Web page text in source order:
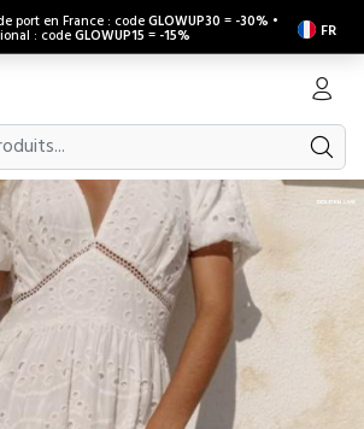
port en France : codeGLOWUP30 = -30% •
: codeGLOWUP15 = -15% FR